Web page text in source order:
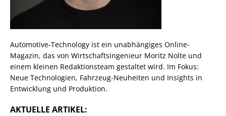
Automotive-Technology ist ein unabhängiges Online-
Magazin, das von Wirtschaftsingenieur Moritz Nolte und
einem kleinen Redaktionsteam gestaltet wird. Im Fokus:
Neue Technologien, Fahrzeug-Neuheiten und Insights in
Entwicklung und Produktion.
AKTUELLE ARTIKEL: